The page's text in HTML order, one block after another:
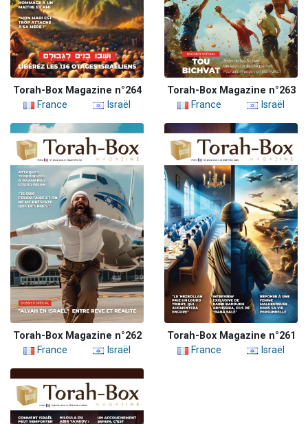
Torah-Box Magazine n°264
France
Israël
Torah-Box Magazine n°263
France
Israël
Torah-Box Magazine n°262
France
Israël
Torah-Box Magazine n°261
France
Israël